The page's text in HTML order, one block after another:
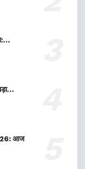
आज